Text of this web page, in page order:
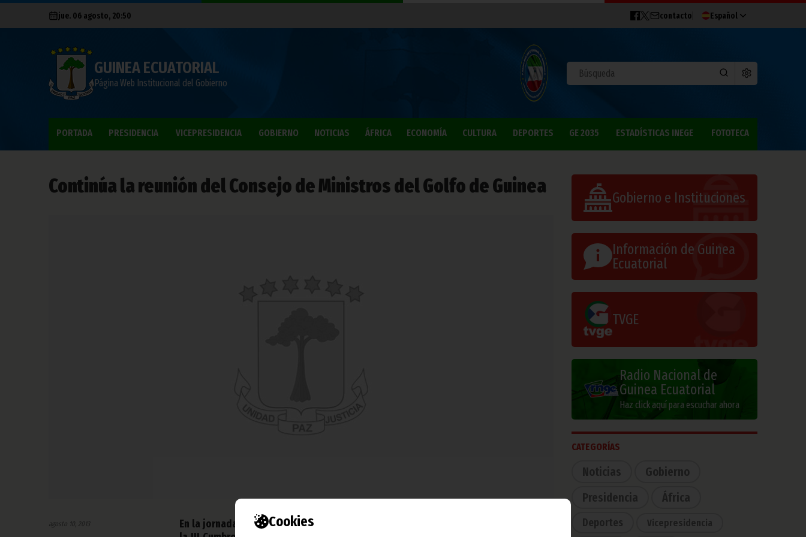
Cookies
jue. 06 agosto, 20:50 contacto Español
GUINEA ECUATORIAL
Página Web Institucional del Gobierno
PORTADA PRESIDENCIA VICEPRESIDENCIA GOBIERNO NOTICIAS ÁFRICA ECONOMÍA CULTURA DEPORTES GE 2035 ESTADÍSTICAS INEGE FOTOTECA
Continúa la reunión del Consejo de Ministros del Golfo de Guinea
agosto 10, 2013
En la jornada del viernes 9 de agosto han continuado los trabajos preparatorios de
Gobierno e Instituciones
Información de Guinea
Ecuatorial
TVGE
Radio Nacional de
Guinea Ecuatorial
Haz click aquí para escuchar ahora
CATEGORÍAS
Noticias
Gobierno
Presidencia
África
Deportes Vicepresidencia